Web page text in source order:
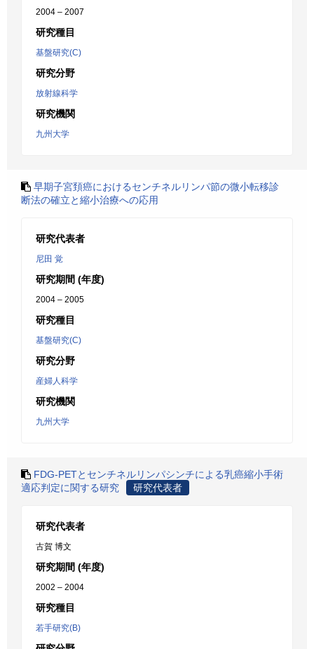
2004 – 2007
研究種目
基盤研究(C)
研究分野
放射線科学
研究機関
九州大学
早期子宮頚癌におけるセンチネルリンパ節の微小転移診
断法の確立と縮小治療への応用
研究代表者
尼田 覚
研究期間 (年度)
2004 – 2005
研究種目
基盤研究(C)
研究分野
産婦人科学
研究機関
九州大学
FDG-PETとセンチネルリンパシンチによる乳癌縮小手術
適応判定に関する研究
研究代表者
研究代表者
古賀 博文
研究期間 (年度)
2002 – 2004
研究種目
若手研究(B)